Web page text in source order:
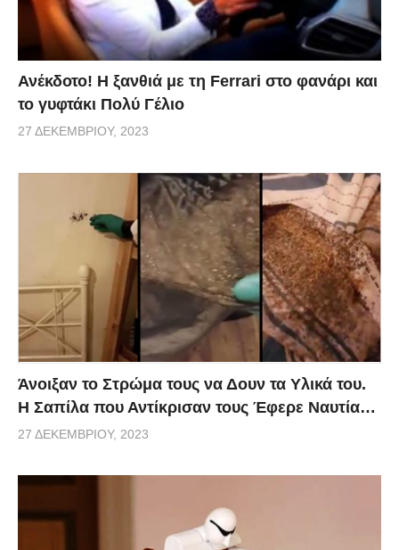
Ανέκδοτο! Η ξανθιά με τη Ferrari στο φανάρι και
το γυφτάκι Πολύ Γέλιο
27 ΔΕΚΕΜΒΡΊΟΥ, 2023
Άνοιξαν το Στρώμα τους να Δουν τα Υλικά του.
Η Σαπίλα που Αντίκρισαν τους Έφερε Ναυτία…
27 ΔΕΚΕΜΒΡΊΟΥ, 2023